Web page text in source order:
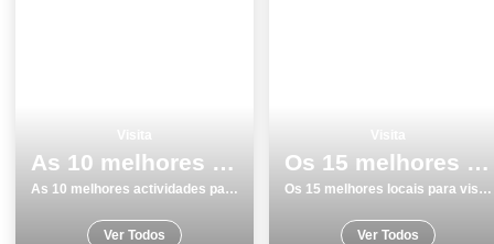
As 10 melhores actividades para fazer e visitar em GrÃ¢ndola
As 10 melhores actividades para fazer e visitar em GrÃ¢ndola
Ver Todos
Os 15 melhores locais para visitar em Faro
Os 15 melhores locais para visitar em Faro
Ver Todos